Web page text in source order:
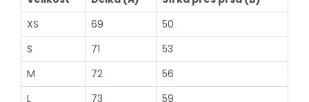
XS
69
50
S
71
53
M
72
56
L
73
59